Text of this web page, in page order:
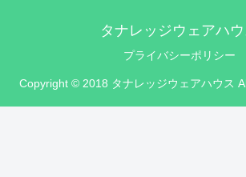
タナレッジウェアハウ
プライバシーポリシー
Copyright © 2018 タナレッジウェアハウス